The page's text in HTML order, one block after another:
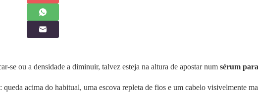
se ou a densidade a diminuir, talvez esteja na altura de apostar num sérum
acima do habitual, uma escova repleta de fios e um cabelo visivelmente